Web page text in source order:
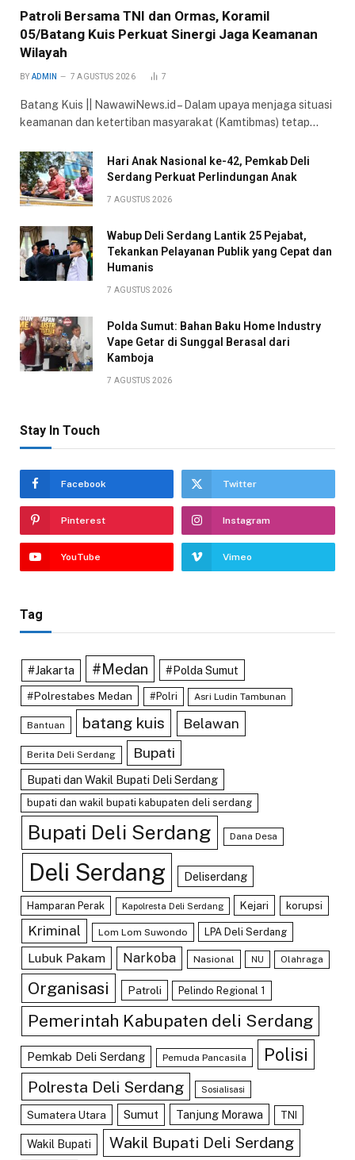
Patroli Bersama TNI dan Ormas, Koramil
05/Batang Kuis Perkuat Sinergi Jaga Keamanan
Wilayah
BY ADMIN 7 AGUSTUS 2026 7
Batang Kuis || NawawiNews.id – Dalam upaya menjaga situasi
keamanan dan ketertiban masyarakat (Kamtibmas) tetap…
Hari Anak Nasional ke-42, Pemkab Deli
Serdang Perkuat Perlindungan Anak
7 AGUSTUS 2026
Wabup Deli Serdang Lantik 25 Pejabat,
Tekankan Pelayanan Publik yang Cepat dan
Humanis
7 AGUSTUS 2026
Polda Sumut: Bahan Baku Home Industry
Vape Getar di Sunggal Berasal dari
Kamboja
7 AGUSTUS 2026
Stay In Touch
Facebook Twitter
Pinterest Instagram
YouTube Vimeo
Tag
#Jakarta #Medan #Polda Sumut
#Polrestabes Medan #Polri Asri Ludin Tambunan
Bantuan batang kuis Belawan
Berita Deli Serdang Bupati
Bupati dan Wakil Bupati Deli Serdang
bupati dan wakil bupati kabupaten deli serdang
Bupati Deli Serdang Dana Desa
Deli Serdang Deliserdang
Hamparan Perak Kapolresta Deli Serdang Kejari korupsi
Kriminal Lom Lom Suwondo LPA Deli Serdang
Lubuk Pakam Narkoba Nasional NU Olahraga
Organisasi Patroli Pelindo Regional 1
Pemerintah Kabupaten deli Serdang
Pemkab Deli Serdang Pemuda Pancasila Polisi
Polresta Deli Serdang Sosialisasi
Sumatera Utara Sumut Tanjung Morawa TNI
Wakil Bupati Wakil Bupati Deli Serdang